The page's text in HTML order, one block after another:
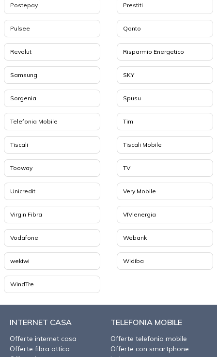
Postepay Prestiti
Pulsee Qonto
Revolut Risparmio Energetico
Samsung SKY
Sorgenia Spusu
Telefonia Mobile Tim
Tiscali Tiscali Mobile
Tooway TV
Unicredit Very Mobile
Virgin Fibra VIVIenergia
Vodafone Webank
wekiwi Widiba
WindTre
INTERNET CASA
Offerte internet casa
Offerte fibra ottica
TELEFONIA MOBILE
Offerte telefonia mobile
Offerte con smartphone